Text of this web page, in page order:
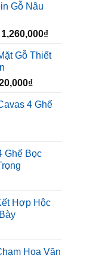
Gỗ Nâu
Giá
là:
2,500,000₫.
1,260,000₫Giá
tại
Gỗ Thiết
₫Giá
tại
4 Ghế
Ghế Bọc
Hợp Hộc
Hoa Văn